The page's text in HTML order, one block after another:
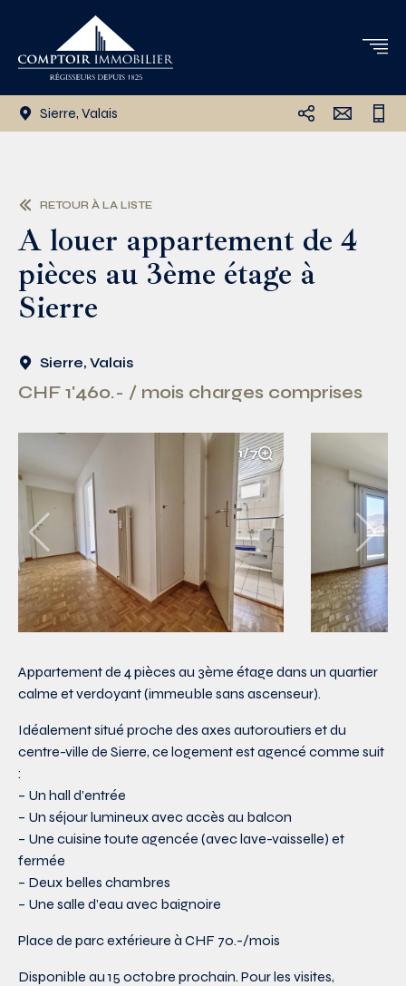
Sierre, Valais
RETOUR À LA LISTE
A louer appartement de 4
pièces au 3ème étage à
Sierre
Sierre, Valais
CHF 1'460.- / mois charges comprises
1/7
Appartement de 4 pièces au 3ème étage dans un quartier
calme et verdoyant (immeuble sans ascenseur).
Idéalement situé proche des axes autoroutiers et du
centre-ville de Sierre, ce logement est agencé comme suit
:
– Un hall d’entrée
– Un séjour lumineux avec accès au balcon
– Une cuisine toute agencée (avec lave-vaisselle) et
fermée
– Deux belles chambres
– Une salle d’eau avec baignoire
Place de parc extérieure à CHF 70.-/mois
Disponible au 15 octobre prochain. Pour les visites,